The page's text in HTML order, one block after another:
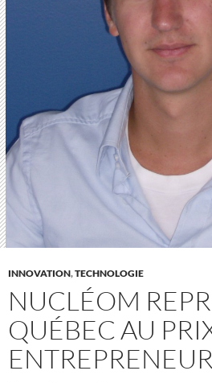
INNOVATION,TECHNOLOGIE
NUCLÉOM
QUÉBEC AU